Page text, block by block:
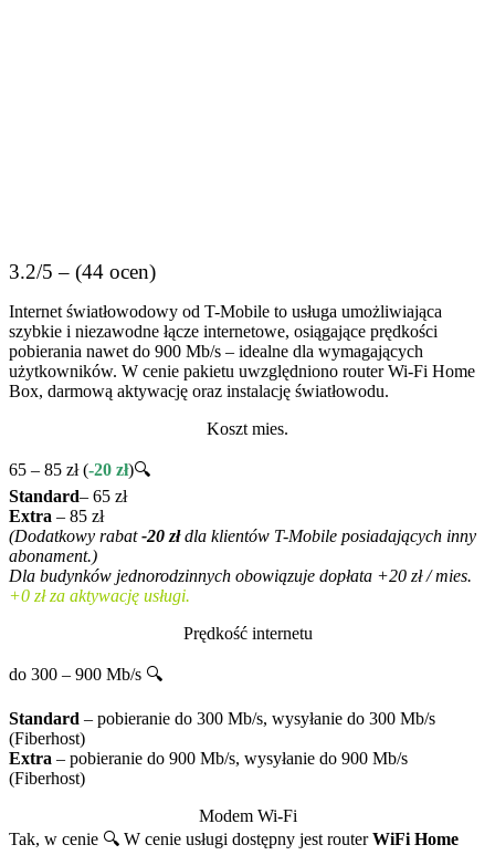
3.2/5 – (44 ocen)
Internet światłowodowy od T-Mobile to usługa umożliwiająca
szybkie i niezawodne łącze internetowe, osiągające prędkości
pobierania nawet do 900 Mb/s – idealne dla wymagających
użytkowników. W cenie pakietu uwzględniono router Wi-Fi Home
Box, darmową aktywację oraz instalację światłowodu.
Koszt mies.
65 – 85 zł (-20 zł)🔍
Standard– 65 zł
Extra – 85 zł
(Dodatkowy rabat-20 złdla klientów T-Mobile posiadających inny
abonament.)
Dla budynków jednorodzinnych obowiązuje dopłata +20 zł / mies.
+0 zł za aktywację usługi.
Prędkość internetu
do 300 – 900 Mb/s 🔍
Standard – pobieranie do 300 Mb/s, wysyłanie do 300 Mb/s
(Fiberhost)
Extra – pobieranie do 900 Mb/s, wysyłanie do 900 Mb/s
(Fiberhost)
Modem Wi-Fi
Tak, w cenie 🔍 W cenie usługi dostępny jest routerWiFi Home